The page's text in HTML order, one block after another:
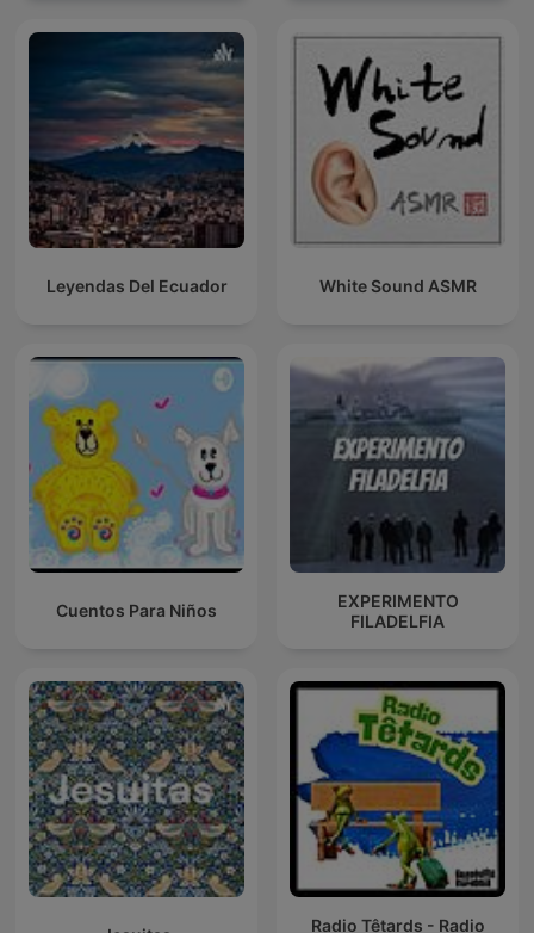
Leyendas Del Ecuador White Sound ASMR
Cuentos Para Niños
EXPERIMENTO
FILADELFIA
Radio Têtards - Radio